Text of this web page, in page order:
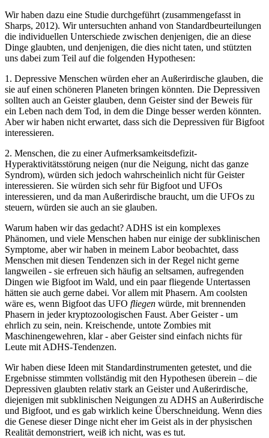
Wir haben dazu eine Studie durchgeführt (zusammengefasst in
Sharps, 2012). Wir untersuchten anhand von Standardbeurteilungen
die individuellen Unterschiede zwischen denjenigen, die an diese
Dinge glaubten, und denjenigen, die dies nicht taten, und stützten
uns dabei zum Teil auf die folgenden Hypothesen:
1. Depressive Menschen würden eher an Außerirdische glauben, die
sie auf einen schöneren Planeten bringen könnten. Die Depressiven
sollten auch an Geister glauben, denn Geister sind der Beweis für
ein Leben nach dem Tod, in dem die Dinge besser werden könnten.
Aber wir haben nicht erwartet, dass sich die Depressiven für Bigfoot
interessieren.
2. Menschen, die zu einer Aufmerksamkeitsdefizit-
Hyperaktivitätsstörung neigen (nur die Neigung, nicht das ganze
Syndrom), würden sich jedoch wahrscheinlich nicht für Geister
interessieren. Sie würden sich sehr für Bigfoot und UFOs
interessieren, und da man Außerirdische braucht, um die UFOs zu
steuern, würden sie auch an sie glauben.
Warum haben wir das gedacht? ADHS ist ein komplexes
Phänomen, und viele Menschen haben nur einige der subklinischen
Symptome, aber wir haben in meinem Labor beobachtet, dass
Menschen mit diesen Tendenzen sich in der Regel nicht gerne
langweilen - sie erfreuen sich häufig an seltsamen, aufregenden
Dingen wie Bigfoot im Wald, und ein paar fliegende Untertassen
hätten sie auch gerne dabei. Vor allem mit Phasern. Am coolsten
wäre es, wenn Bigfoot das UFO fliegen würde, mit brennenden
Phasern in jeder kryptozoologischen Faust. Aber Geister - um
ehrlich zu sein, nein. Kreischende, untote Zombies mit
Maschinengewehren, klar - aber Geister sind einfach nichts für
Leute mit ADHS-Tendenzen.
Wir haben diese Ideen mit Standardinstrumenten getestet, und die
Ergebnisse stimmten vollständig mit den Hypothesen überein – die
Depressiven glaubten relativ stark an Geister und Außerirdische,
diejenigen mit subklinischen Neigungen zu ADHS an Außerirdische
und Bigfoot, und es gab wirklich keine Überschneidung. Wenn dies
die Genese dieser Dinge nicht eher im Geist als in der physischen
Realität demonstriert, weiß ich nicht, was es tut.